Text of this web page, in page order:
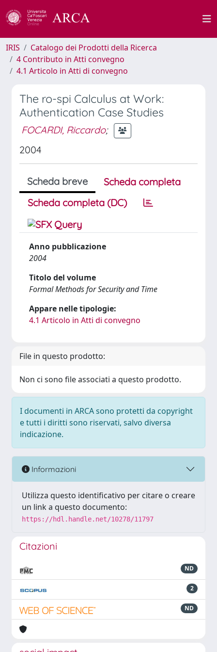
IRIS
Catalogo dei Prodotti della Ricerca
4 Contributo in Atti convegno
4.1 Articolo in Atti di convegno
The ro-spi Calculus at Work:
Authentication Case Studies
FOCARDI, Riccardo;
2004
Scheda breve
Scheda completa
Scheda completa (DC)
Anno pubblicazione
2004
Titolo del volume
Formal Methods for Security and Time
Appare nelle tipologie:
4.1 Articolo in Atti di convegno
File in questo prodotto:
Non ci sono file associati a questo prodotto.
I documenti in ARCA sono protetti da copyright
e tutti i diritti sono riservati, salvo diversa
indicazione.
Informazioni
Utilizza questo identificativo per citare o creare
un link a questo documento:
https://hdl.handle.net/10278/11797
Citazioni
ND
2
ND